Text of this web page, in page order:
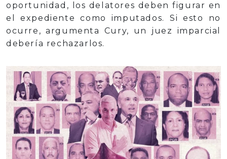
oportunidad, los delatores deben figurar en
el expediente como imputados. Si esto no
ocurre, argumenta Cury, un juez imparcial
debería rechazarlos.